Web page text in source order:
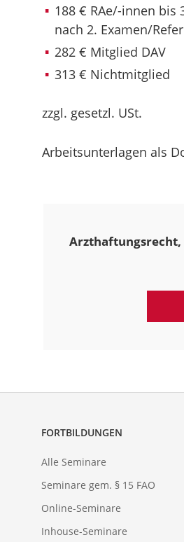
188 € RAe/-innen bis
nach 2. Examen/
282 € Mitglied DAV
313 € Nichtmitglied
zzgl. gesetzl. USt.
Arbeitsunterlagen als
Arzthaftungsrecht,
FORTBILDUNGEN
Alle Seminare
Seminare gem. § 15 FAO
Online-Seminare
Inhouse-Seminare